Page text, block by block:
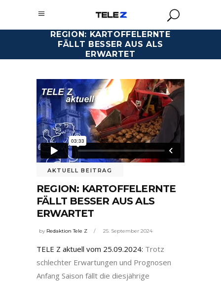
REGION: KARTOFFELERNTE
FÄLLT BESSER AUS ALS
ERWARTET
AKTUELL BEITRAG
REGION: KARTOFFELERNTE
FÄLLT BESSER AUS ALS
ERWARTET
by Redaktion Tele Z 25. September 2024
TELE Z aktuell vom 25.09.2024: Trotz
schlechter Erwartungen und Prognosen
Anfang Saison fällt die diesjährige